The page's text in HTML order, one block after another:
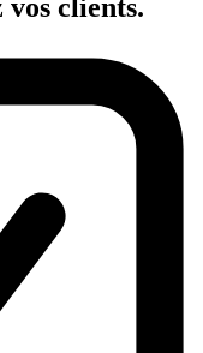
clients.